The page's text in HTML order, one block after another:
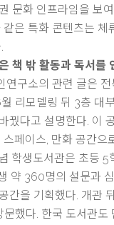
문화 인프라임을 보
같은 특화 콘텐츠는 체
책 밖 활동과 독서를
연구소의 관련 글은
리모델링 뒤 3층 대
꿨다고 설명한다. 이
스페이스, 만화 공간으
학생도서관은 초등 5
약 360명의 설문과
간을 기획했다. 개관
했다. 한국 도서관도